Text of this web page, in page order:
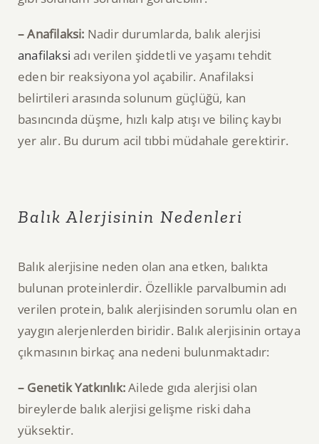
– Anafilaksi: Nadir durumlarda, balık alerjisi
anafilaksi adı verilen şiddetli ve yaşamı tehdit
eden bir reaksiyona yol açabilir. Anafilaksi
belirtileri arasında solunum güçlüğü, kan
basıncında düşme, hızlı kalp atışı ve bilinç kaybı
yer alır. Bu durum acil tıbbi müdahale gerektirir.
Balık Alerjisinin Nedenleri
Balık alerjisine neden olan ana etken, balıkta
bulunan proteinlerdir. Özellikle parvalbumin adı
verilen protein, balık alerjisinden sorumlu olan en
yaygın alerjenlerden biridir. Balık alerjisinin ortaya
çıkmasının birkaç ana nedeni bulunmaktadır:
– Genetik Yatkınlık:Ailede gıda alerjisi olan
bireylerde balık alerjisi gelişme riski daha
yüksektir.